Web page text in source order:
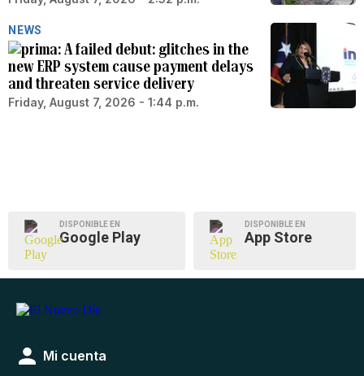
NEWS
A failed debut: glitches in the
new ERP system cause payment delays
and threaten service delivery
Friday, August 7, 2026 - 1:44 p.m.
DISPONIBLE EN
Google Play
DISPONIBLE EN
App Store
Mi cuenta